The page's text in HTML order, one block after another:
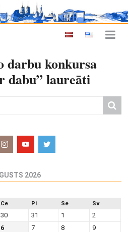
darbu konkursa
dabu” laureāti
2026
Ce Pi Se Sv
30 31 1
2
6 7 8
9